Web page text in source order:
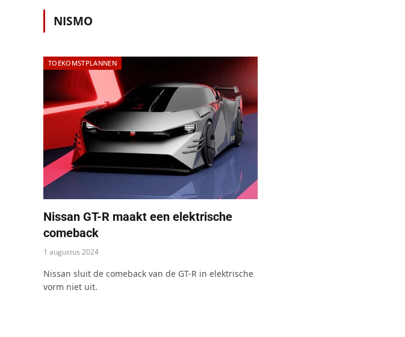
NISMO
TOEKOMSTPLANNEN
Nissan GT-R maakt een elektrische
comeback
1 augustus 2024
Nissan sluit de comeback van de GT-R in elektrische
vorm niet uit.